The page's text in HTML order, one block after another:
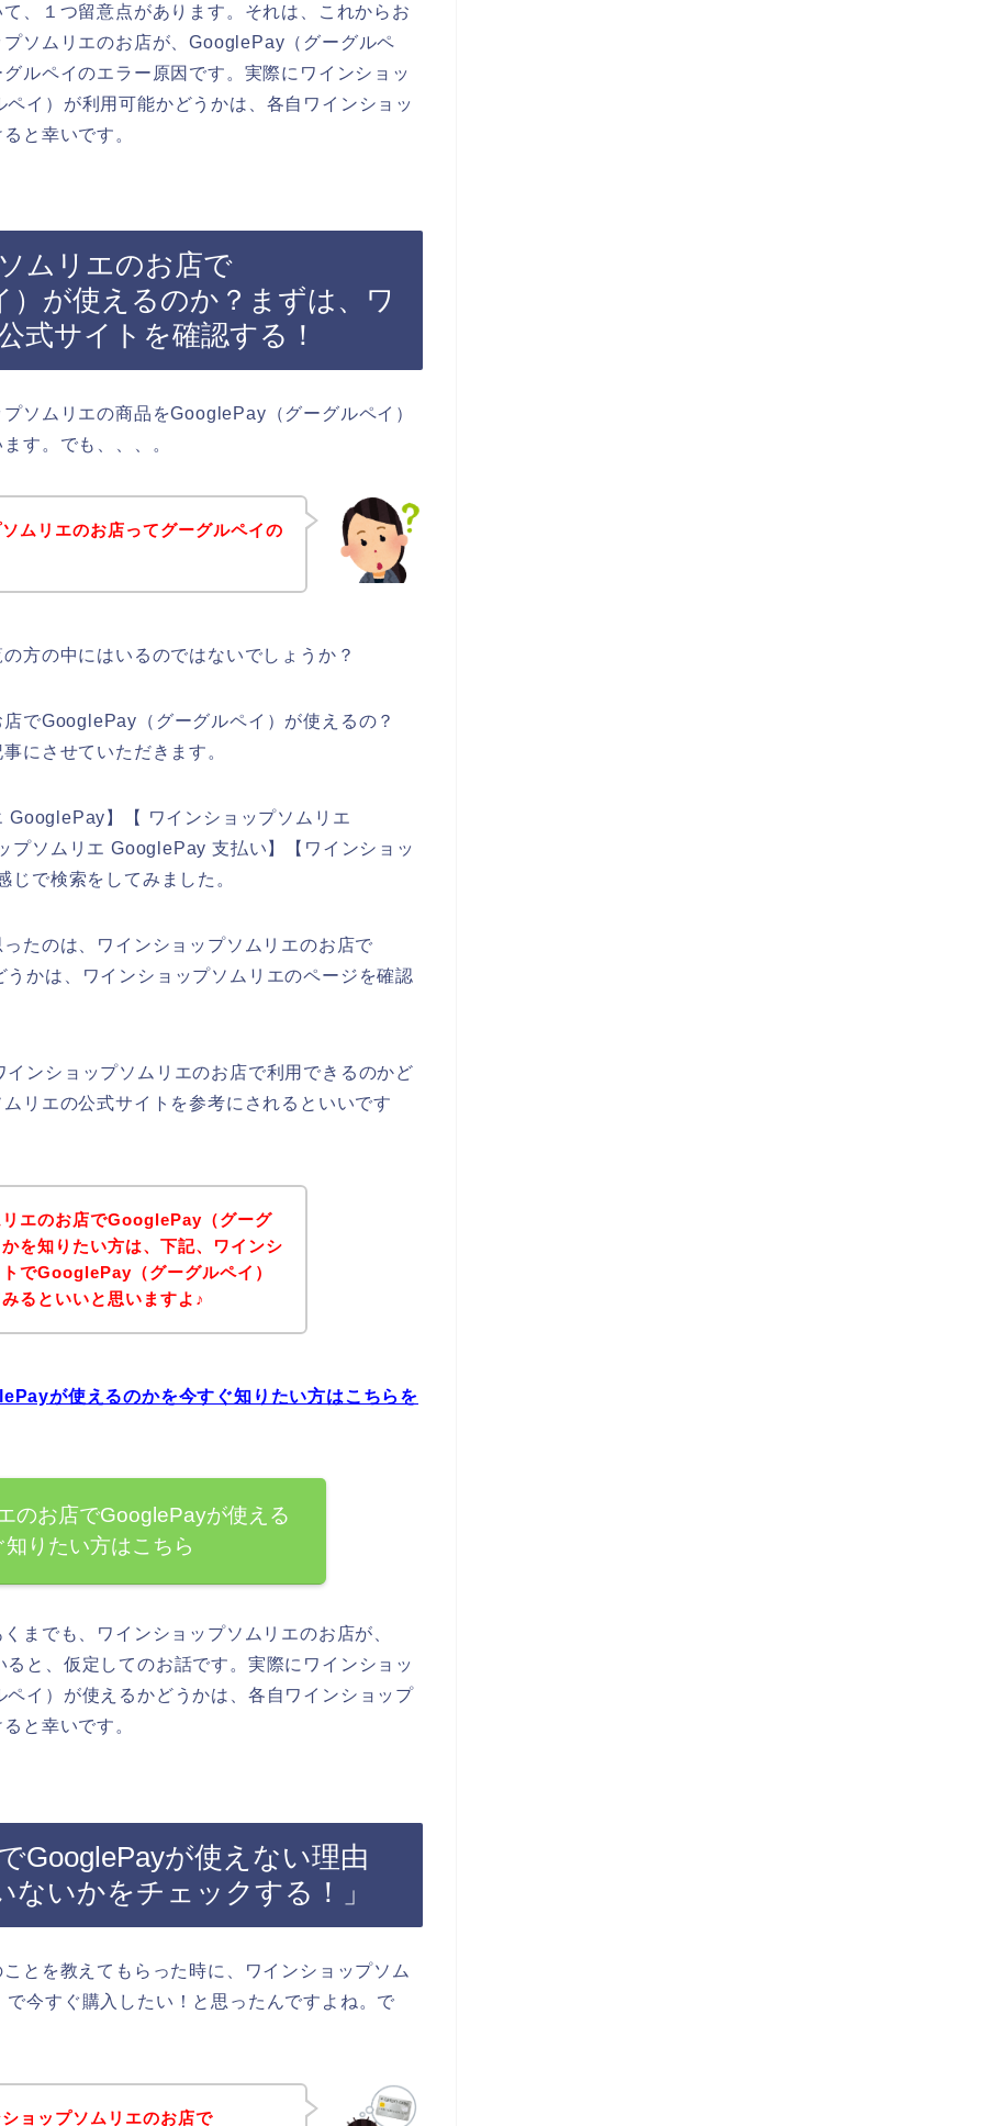
、１つ留意点があります。それは、これからお
ソムリエのお店が、GooglePay（グーグルペ
ルペイのエラー原因です。実際にワインショッ
イ）が利用可能かどうかは、各自ワインショッ
と幸いです。
ムリエのお店で
）が使えるのか？まずは、ワ
式サイトを確認する！
ソムリエの商品をGooglePay（グーグルペイ）
す。でも、、、。
ムリエのお店ってグーグルペイの
方の中にはいるのではないでしょうか？
でGooglePay（グーグルペイ）が使えるの？
にさせていただきます。
GooglePay】【 ワインショップソムリエ
ソムリエ GooglePay 支払い】【ワインショッ
で検索をしてみました。
たのは、ワインショップソムリエのお店で
かは、ワインショップソムリエのページを確認
ンショップソムリエのお店で利用できるのかど
リエの公式サイトを参考にされるといいです
エのお店でGooglePay（グーグ
を知りたい方は、下記、ワインシ
でGooglePay（グーグルペイ）
るといいと思いますよ♪
が使えるのかを今すぐ知りたい方はこちらを
のお店でGooglePayが使える
りたい方はこちら
までも、ワインショップソムリエのお店が、
と、仮定してのお話です。実際にワインショッ
イ）が使えるかどうかは、各自ワインショップ
と幸いです。
GooglePayが使えない理由
ないかをチェックする！」
とを教えてもらった時に、ワインショップソム
今すぐ購入したい！と思ったんですよね。で
ョップソムリエのお店で